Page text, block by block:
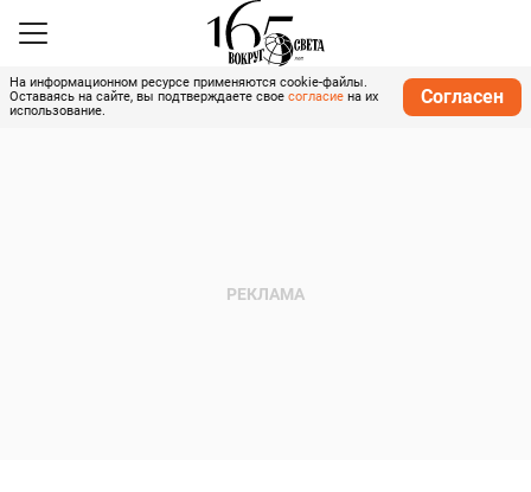
На информационном ресурсе применяются cookie-файлы.
Оставаясь на сайте, вы подтверждаете свое согласие на их
использование.
Согласен